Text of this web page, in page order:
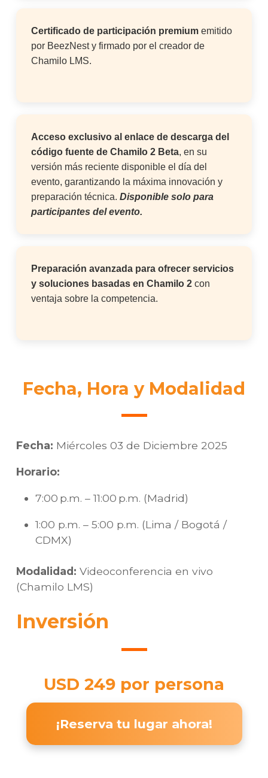
Certificado de participación premium emitido
por BeezNest y firmado por el creador de
Chamilo LMS.
Acceso exclusivo al enlace de descarga del
código fuente de Chamilo 2 Beta, en su
versión más reciente disponible el día del
evento, garantizando la máxima innovación y
preparación técnica. Disponible solo para
participantes del evento.
Preparación avanzada para ofrecer servicios
y soluciones basadas en Chamilo 2 con
ventaja sobre la competencia.
Fecha, Hora y Modalidad
Fecha: Miércoles 03 de Diciembre 2025
Horario:
7:00 p.m. – 11:00 p.m. (Madrid)
1:00 p.m. – 5:00 p.m. (Lima / Bogotá /
CDMX)
Modalidad: Videoconferencia en vivo
(Chamilo LMS)
Inversión
USD 249 por persona
¡Reserva tu lugar ahora!